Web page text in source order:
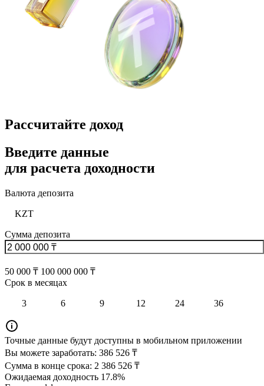
Рассчитайте доход
Введите данные
для расчета доходности
Валюта депозита
KZT
Сумма депозита
50 000 ₸ 100 000 000 ₸
Срок в месяцах
3 6 9 12 24 36
Точные данные будут доступны в мобильном приложении
Вы можете заработать: 386 526 ₸
Сумма в конце срока: 2 386 526 ₸
Ожидаемая доходность 17.8%